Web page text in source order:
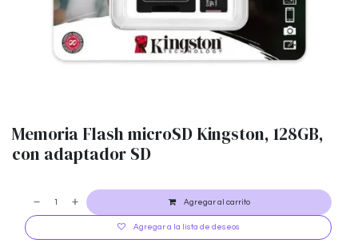
Memoria Flash microSD Kingston, 128GB,
con adaptador SD
Agregar al carrito
Agregar a la lista de deseos